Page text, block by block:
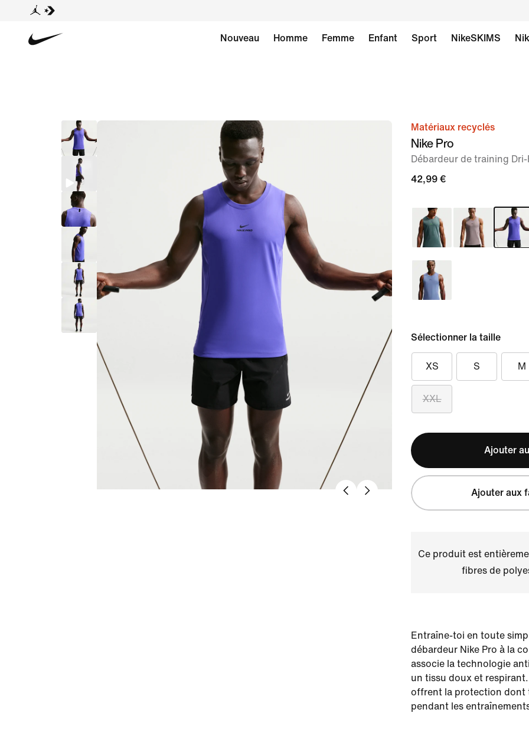
Nouveau Homme Femme Enfant Sport NikeSKIMS
image 1Matériaux recyclés
Nike Pro
Débardeur de training
42,99 €
Sélectionner la taille
XS S M
XXL
Ajouter
Ajouter aux
Ce produit est
fibres de
Entraîne-toi en toute
débardeur Nike Pro à la
associe la technologie
un tissu doux et
offrent la protection dont
pendant les